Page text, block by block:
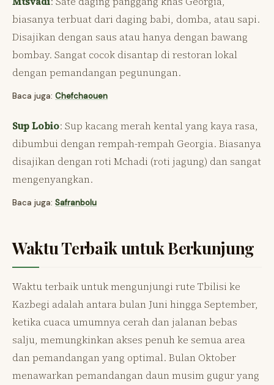
biasanya terbuat dari daging babi, domba, atau sapi.
Disajikan dengan saus atau hanya dengan bawang
bombay. Sangat cocok disantap di restoran lokal
dengan pemandangan pegunungan.
Baca juga: Chefchaouen
Sup Lobio: Sup kacang merah kental yang kaya rasa,
dibumbui dengan rempah-rempah Georgia. Biasanya
disajikan dengan roti Mchadi (roti jagung) dan sangat
mengenyangkan.
Baca juga: Safranbolu
Waktu Terbaik untuk Berkunjung
Waktu terbaik untuk mengunjungi rute Tbilisi ke
Kazbegi adalah antara bulan Juni hingga September,
ketika cuaca umumnya cerah dan jalanan bebas
salju, memungkinkan akses penuh ke semua area
dan pemandangan yang optimal. Bulan Oktober
menawarkan pemandangan daun musim gugur yang